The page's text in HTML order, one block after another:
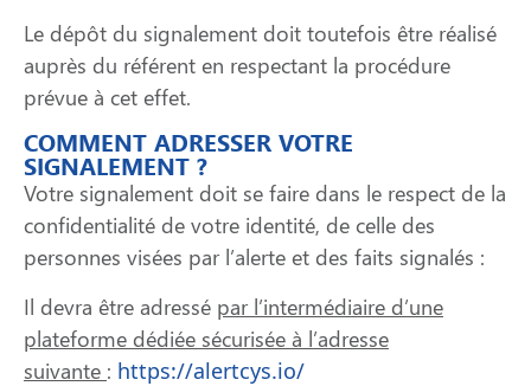
Le dépôt du signalement doit toutefois être réalisé
auprès du référent en respectant la procédure
prévue à cet effet.
COMMENT ADRESSER VOTRE
SIGNALEMENT ?
Votre signalement doit se faire dans le respect de la
confidentialité de votre identité, de celle des
personnes visées par l’alerte et des faits signalés :
Il devra être adressé par l’intermédiaire d’une
plateforme dédiée sécurisée à l’adresse
suivante : https://alertcys.io/